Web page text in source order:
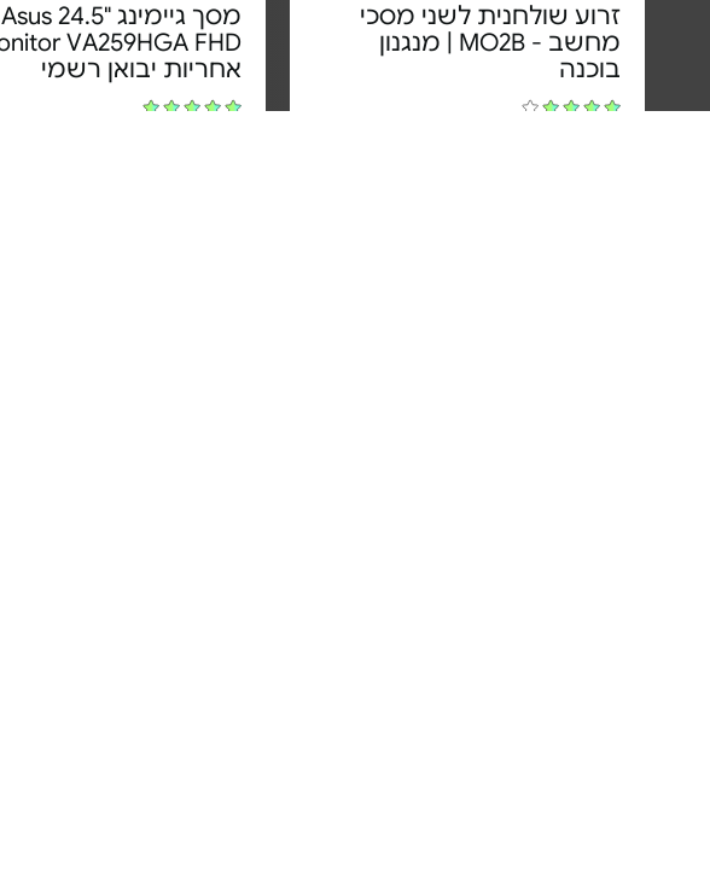
זרוע שולחנית לשני מסכי
מחשב - MO2B | מנגנון
בוכנה
מסך גיימינג "24.5 Asus
אחריות יבואן רשמי